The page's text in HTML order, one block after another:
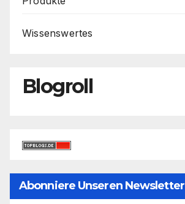
Wissenswertes
Blogroll
Abonniere Unseren Newsletter